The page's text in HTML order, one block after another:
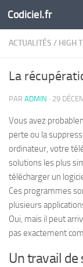
Skip to content
Codiciel.fr
ACTUALITÉS / HIGH
La
PAR ADMIN · 29
Vous avez
perte ou la
ordinateur, votre
solutions les plus
télécharger un
Ces programmes
plusieurs
Oui, mais il peut
pas exactement
Un travail de